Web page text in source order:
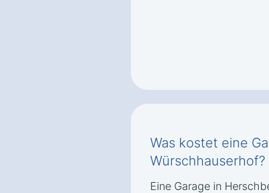
Was kostet eine
Würschhauserhof?
Eine Garage in